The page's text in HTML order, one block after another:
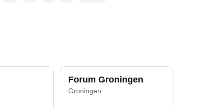
Forum Groningen
Groningen